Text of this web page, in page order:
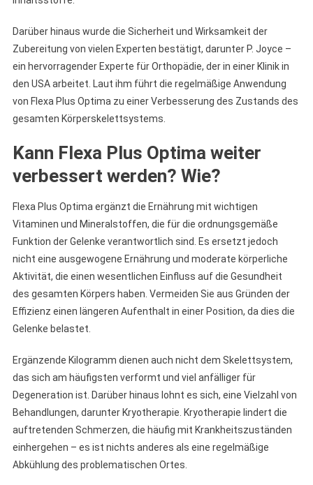
Darüber hinaus wurde die Sicherheit und Wirksamkeit der
Zubereitung von vielen Experten bestätigt, darunter P. Joyce –
ein hervorragender Experte für Orthopädie, der in einer Klinik in
den USA arbeitet. Laut ihm führt die regelmäßige Anwendung
von Flexa Plus Optima zu einer Verbesserung des Zustands des
gesamten Körperskelettsystems.
Kann Flexa Plus Optima weiter
verbessert werden? Wie?
Flexa Plus Optima ergänzt die Ernährung mit wichtigen
Vitaminen und Mineralstoffen, die für die ordnungsgemäße
Funktion der Gelenke verantwortlich sind. Es ersetzt jedoch
nicht eine ausgewogene Ernährung und moderate körperliche
Aktivität, die einen wesentlichen Einfluss auf die Gesundheit
des gesamten Körpers haben. Vermeiden Sie aus Gründen der
Effizienz einen längeren Aufenthalt in einer Position, da dies die
Gelenke belastet.
Ergänzende Kilogramm dienen auch nicht dem Skelettsystem,
das sich am häufigsten verformt und viel anfälliger für
Degeneration ist. Darüber hinaus lohnt es sich, eine Vielzahl von
Behandlungen, darunter Kryotherapie. Kryotherapie lindert die
auftretenden Schmerzen, die häufig mit Krankheitszuständen
einhergehen – es ist nichts anderes als eine regelmäßige
Abkühlung des problematischen Ortes.